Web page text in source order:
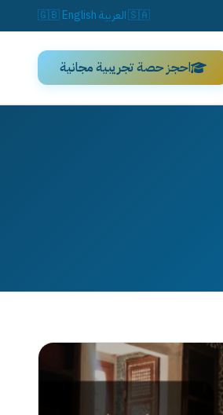
🇸🇦العربية 🇬🇧English
احجز حصة تجريبية مجانية